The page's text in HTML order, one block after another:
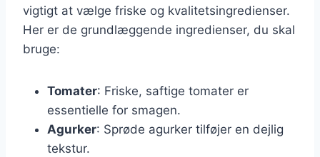
vigtigt at vælge friske og kvalitetsingredienser.
Her er de grundlæggende ingredienser, du skal
bruge:
Tomater: Friske, saftige tomater er
essentielle for smagen.
Agurker: Sprøde agurker tilføjer en dejlig
tekstur.